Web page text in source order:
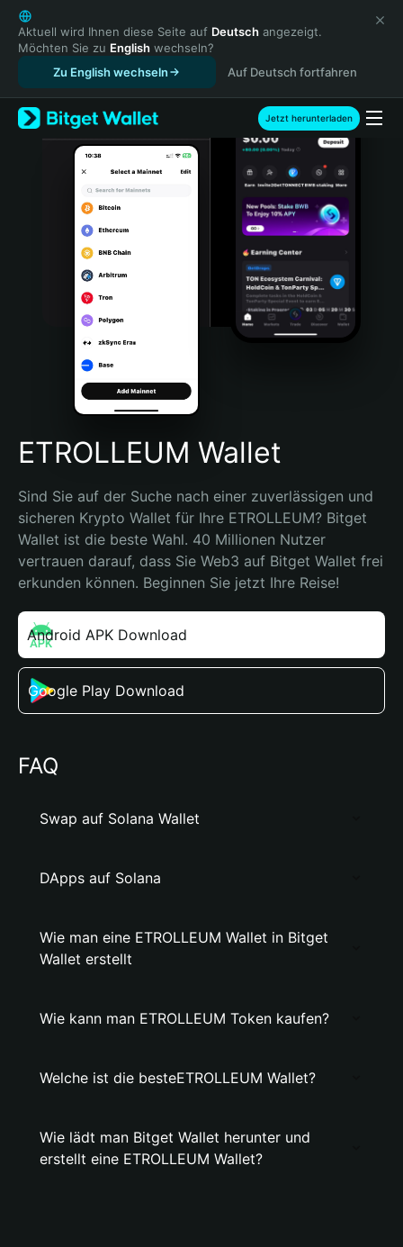
English
日本語
Tiếng Việt
Русский
Español (Latinoamérica)
Türkçe
Italiano
Português (Portugal)
Bahasa Indonesia
Português (Brasil)
Español (Argentina)
Aktuell wird Ihnen diese Seite auf Deutsch angezeigt.
Möchten Sie zu English wechseln?
Zu English wechseln
Auf Deutsch fortfahren
Jetzt herunterladen
ETROLLEUM Wallet
Sind Sie auf der Suche nach einer zuverlässigen und
sicheren Krypto Wallet für Ihre ETROLLEUM? Bitget
Wallet ist die beste Wahl. 40 Millionen Nutzer
vertrauen darauf, dass Sie Web3 auf Bitget Wallet frei
erkunden können. Beginnen Sie jetzt Ihre Reise!
Android APK Download
Google Play Download
FAQ
Swap auf Solana Wallet
DApps auf Solana
Wie man eine ETROLLEUM Wallet in Bitget
Wallet erstellt
Wie kann man ETROLLEUM Token kaufen?
Welche ist die besteETROLLEUM Wallet?
Wie lädt man Bitget Wallet herunter und
erstellt eine ETROLLEUM Wallet?